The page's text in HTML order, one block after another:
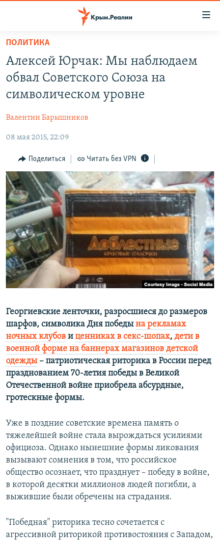
Вернуться
основному
содержанию
главной
Вернутся
поиску
СПЕЦПРОЕКТЫ
11 ЛЕТ ОККУПАЦИИ КРЫМА. 11 ИСТОРИЙ СОПРОТИВЛЕНИЯ
ЕЩЕ
ИНТЕРАКТИВ
ИНФОГРАФИКА
ТЕЛЕПРОЕКТ КРЫМ.РЕАЛИИ
СОВЕТЫ ПРАВОЗАЩИТНИКОВ
ПРОПАВШИЕ БЕЗ ВЕСТИ
ПОБЕДИТЕЛЕЙ НЕ СУДЯТ?
КРЫМ.НЕПОКОРЕННЫЙ
ELIFBE
УКРАИНСКАЯ ПРОБЛЕМА КРЫМА
РАДІО СВОБОДА
КАК ОБОЙТИ БЛОКИРОВКУ
Українською
Qırımtatar
ПРИСОЕДИНЯЙТЕСЬ!
ПОЛИТИКА
Алексей Юрчак: Мы наблюдаем
обвал Советского Союза на
символическом уровне
Валентин Барышников
08 мая 2015, 22:09
Поделиться Читать без VPN
Георгиевские ленточки, разросшиеся до размеров
шарфов, символика Дня победы на рекламах
ночных клубов и ценниках в секс-шопах, дети в
военной форме на баннерах магазинов детской
одежды – патриотическая риторика в России перед
празднованием 70-летия победы в Великой
Отечественной войне приобрела абсурдные,
гротескные формы.
Уже в поздние советские времена память о
тяжелейшей войне стала вырождаться усилиями
официоза. Однако нынешние формы ликования
вызывают сомнения в том, что российское
общество осознает, что празднует – победу в войне,
в которой десятки миллионов людей погибли, а
выжившие были обречены на страдания.
"Победная" риторика тесно сочетается с
агрессивной риторикой противостояния с Западом,